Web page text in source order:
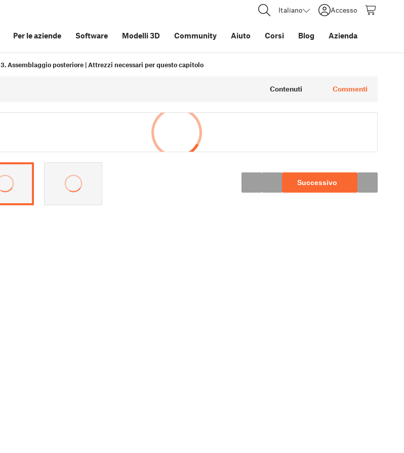
Italiano Accesso
Per le aziende Software Modelli 3D Community Aiuto Corsi Blog Azienda
3. Assemblaggio posteriore | Attrezzi necessari per questo capitolo
Contenuti Commenti
Successivo